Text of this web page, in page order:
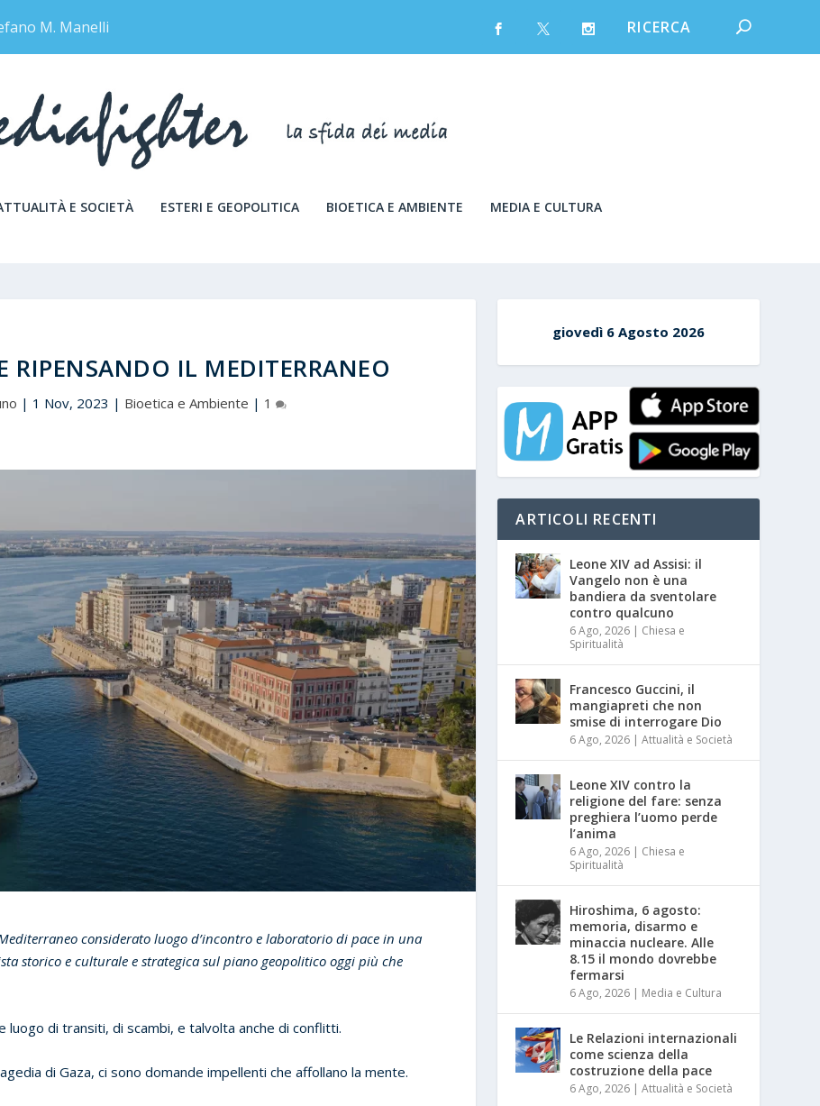
M. Manelli
E SOCIETÀ ESTERI E GEOPOLITICA BIOETICA E AMBIENTE MEDIA E CULTURA
RIPENSANDO IL MEDITERRANEO
| 1 Nov, 2023 | Bioetica e Ambiente | 1
considerato luogo d’incontro e laboratorio di pace in una
storico e culturale e strategica sul piano geopolitico oggi più che
di transiti, di scambi, e talvolta anche di conflitti.
di Gaza, ci sono domande impellenti che affollano la mente.
giovedì 6 Agosto 2026
ARTICOLI RECENTI
Leone XIV ad Assisi: il
Vangelo non è una
bandiera da sventolare
contro qualcuno
6 Ago, 2026 | Chiesa e
Spiritualità
Francesco Guccini, il
mangiapreti che non
smise di interrogare Dio
6 Ago, 2026 |Attualità e Società
Leone XIV contro la
religione del fare: senza
preghiera l’uomo perde
l’anima
6 Ago, 2026 | Chiesa e
Spiritualità
Hiroshima, 6 agosto:
memoria, disarmo e
minaccia nucleare. Alle
8.15 il mondo dovrebbe
fermarsi
6 Ago, 2026 | Media e Cultura
Le Relazioni internazionali
come scienza della
costruzione della pace
6 Ago, 2026 |Attualità e Società